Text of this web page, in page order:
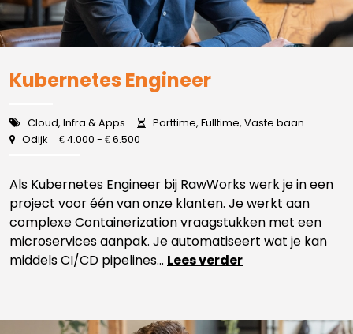
Kubernetes Engineer
Cloud, Infra & Apps
Parttime, Fulltime, Vaste baan
Odijk
€ 4.000 - € 6.500
Als Kubernetes Engineer bij RawWorks werk je in een
project voor één van onze klanten. Je werkt aan
complexe Containerization vraagstukken met een
microservices aanpak. Je automatiseert wat je kan
middels CI/CD pipelines... Lees verder